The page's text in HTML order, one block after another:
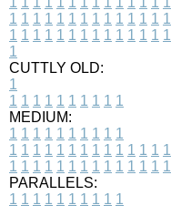
1 1 1 1 1 1 1 1 1 1 1 1 1 1
1 1 1 1 1 1 1 1 1 1 1 1 1 1
1
CUTTLY OLD:
1
1 1 1 1 1 1 1 1 1 1
MEDIUM:
1 1 1 1 1 1 1 1 1 1
1 1 1 1 1 1 1 1 1 1 1 1 1 1
1 1 1 1 1 1 1 1 1 1 1 1 1 1
PARALLELS:
1 1 1 1 1 1 1 1 1 1